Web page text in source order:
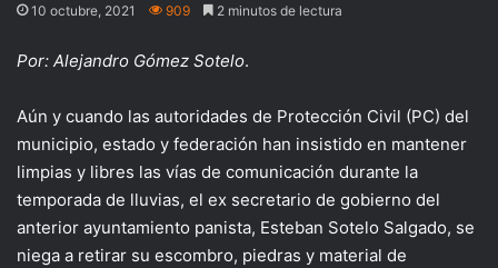
10 octubre, 2021 909 2 minutos de lectura
Por: Alejandro Gómez Sotelo.
Aún y cuando las autoridades de Protección Civil (PC) del
municipio, estado y federación han insistido en mantener
limpias y libres las vías de comunicación durante la
temporada de lluvias, el ex secretario de gobierno del
anterior ayuntamiento panista, Esteban Sotelo Salgado, se
niega a retirar su escombro, piedras y material de